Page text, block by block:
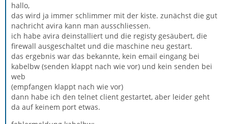
hallo,
das wird ja immer schlimmer mit der kiste. zunächst die gut
nachricht avira kann man ausschliessen.
ich habe avira deinstalliert und die registy gesäubert, die
firewall ausgeschaltet und die maschine neu gestart.
das ergebnis war das bekannte, kein email eingang bei
kabelbw (senden klappt nach wie vor) und kein senden bei
web
(empfangen klappt nach wie vor)
dann habe ich den telnet client gestartet, aber leider geht
da auf keinem port etwas.